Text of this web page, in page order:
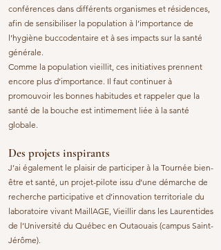
conférences dans différents organismes et résidences,
afin de sensibiliser la population à l’importance de
l’hygiène buccodentaire et à ses impacts sur la santé
générale.
Comme la population vieillit, ces initiatives prennent
encore plus d’importance. Il faut continuer à
promouvoir les bonnes habitudes et rappeler que la
santé de la bouche est intimement liée à la santé
globale.
Des projets inspirants
J’ai également le plaisir de participer à la Tournée bien-
être et santé, un projet-pilote issu d’une démarche de
recherche participative et d’innovation territoriale du
laboratoire vivant MaillAGE, Vieillir dans les Laurentides
de l’Université du Québec en Outaouais (campus Saint-
Jérôme).